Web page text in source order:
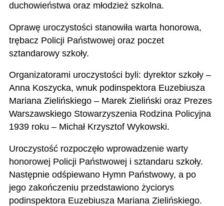
duchowieństwa oraz młodzież szkolna.
Oprawę uroczystości stanowiła warta honorowa,
trębacz Policji Państwowej oraz poczet
sztandarowy szkoły.
Organizatorami uroczystości byli: dyrektor szkoły –
Anna Koszycka, wnuk podinspektora Euzebiusza
Mariana Zielińskiego – Marek Zieliński oraz Prezes
Warszawskiego Stowarzyszenia Rodzina Policyjna
1939 roku – Michał Krzysztof Wykowski.
Uroczystość rozpoczęło wprowadzenie warty
honorowej Policji Państwowej i sztandaru szkoły.
Następnie odśpiewano Hymn Państwowy, a po
jego zakończeniu przedstawiono życiorys
podinspektora Euzebiusza Mariana Zielińskiego.